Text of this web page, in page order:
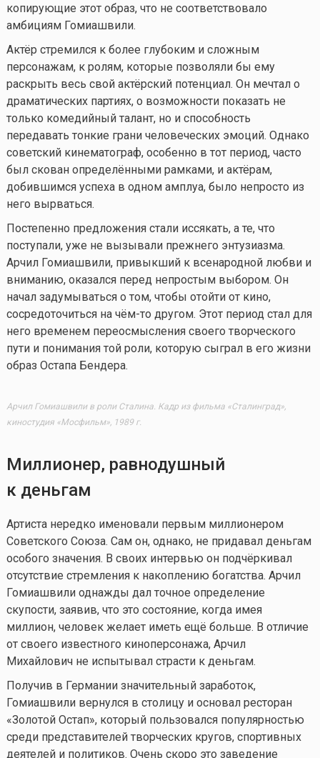
копирующие этот образ, что не соответствовало
амбициям Гомиашвили.
Актёр стремился к более глубоким и сложным
персонажам, к ролям, которые позволяли бы ему
раскрыть весь свой актёрский потенциал. Он мечтал о
драматических партиях, о возможности показать не
только комедийный талант, но и способность
передавать тонкие грани человеческих эмоций. Однако
советский кинематограф, особенно в тот период, часто
был скован определёнными рамками, и актёрам,
добившимся успеха в одном амплуа, было непросто из
него вырваться.
Постепенно предложения стали иссякать, а те, что
поступали, уже не вызывали прежнего энтузиазма.
Арчил Гомиашвили, привыкший к всенародной любви и
вниманию, оказался перед непростым выбором. Он
начал задумываться о том, чтобы отойти от кино,
сосредоточиться на чём-то другом. Этот период стал для
него временем переосмысления своего творческого
пути и понимания той роли, которую сыграл в его жизни
образ Остапа Бендера.
Арчил Гомиашвили в роли Сталина. Кадр из фильма «Сталинград»,
киностудия «Мосфильм», 1989 г.
Миллионер, равнодушный
к деньгам
Артиста нередко именовали первым миллионером
Советского Союза. Сам он, однако, не придавал деньгам
особого значения. В своих интервью он подчёркивал
отсутствие стремления к накоплению богатства. Арчил
Гомиашвили однажды дал точное определение
скупости, заявив, что это состояние, когда имея
миллион, человек желает иметь ещё больше. В отличие
от своего известного киноперсонажа, Арчил
Михайлович не испытывал страсти к деньгам.
Получив в Германии значительный заработок,
Гомиашвили вернулся в столицу и основал ресторан
«Золотой Остап», который пользовался популярностью
среди представителей творческих кругов, спортивных
деятелей и политиков. Очень скоро это заведение